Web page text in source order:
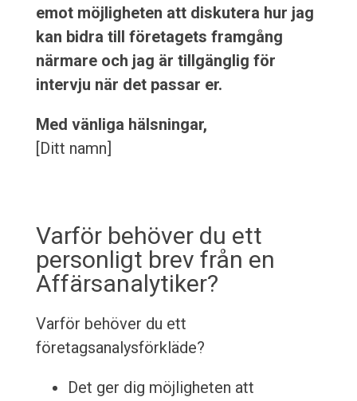
emot möjligheten att diskutera hur jag
kan bidra till företagets framgång
närmare och jag är tillgänglig för
intervju när det passar er.
Med vänliga hälsningar,
[Ditt namn]
Varför behöver du ett
personligt brev från en
Affärsanalytiker?
Varför behöver du ett
företagsanalysförkläde?
Det ger dig möjligheten att